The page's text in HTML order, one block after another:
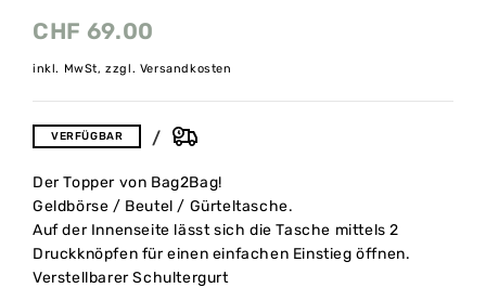
CHF 69.00
inkl. MwSt, zzgl. Versandkosten
VERFÜGBAR
Der Topper von Bag2Bag!
Geldbörse / Beutel / Gürteltasche.
Auf der Innenseite lässt sich die Tasche mittels 2
Druckknöpfen für einen einfachen Einstieg öffnen.
Verstellbarer Schultergurt